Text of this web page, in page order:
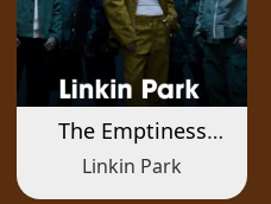
The Emptiness
Machine
Linkin Park